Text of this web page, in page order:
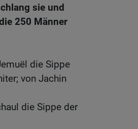
sie und
250 Männer
die Sippe
von Jachin
die Sippe der